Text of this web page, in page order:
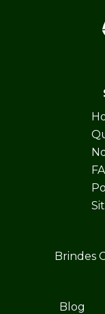
Brindes
Blog